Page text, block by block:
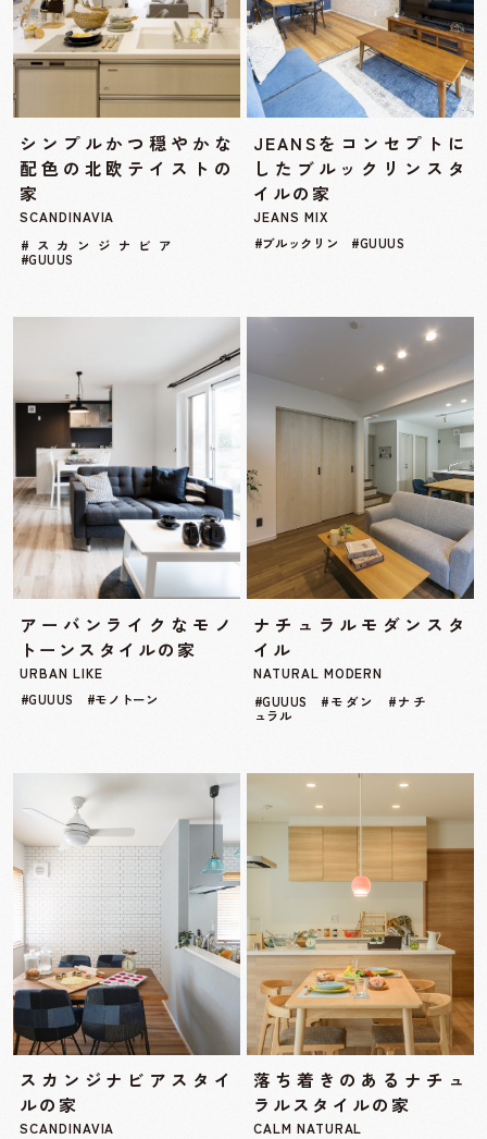
シンプルかつ穏やかな
配色の北欧テイストの
家
SCANDINAVIA
#スカンジナビア
#GUUUS
JEANSをコンセプトに
したブルックリンスタ
イルの家
JEANS MIX
#ブルックリン #GUUUS
アーバンライクなモノ
トーンスタイルの家
URBAN LIKE
#GUUUS #モノトーン
ナチュラルモダンスタ
イル
NATURAL MODERN
#GUUUS #モダン #ナチ
ュラル
スカンジナビアスタイ
ルの家
SCANDINAVIA
落ち着きのあるナチュ
ラルスタイルの家
CALM NATURAL